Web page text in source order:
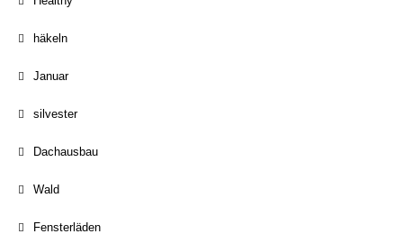
häkeln
Januar
silvester
Dachausbau
Wald
Fensterläden